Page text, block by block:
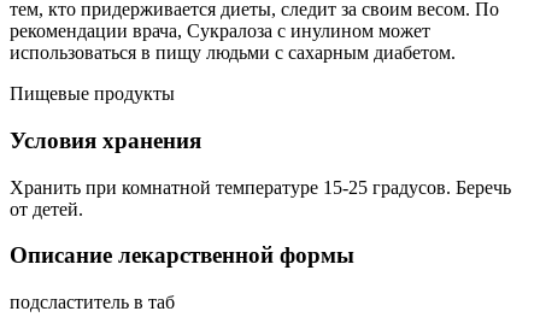
тем, кто придерживается диеты, следит за своим весом. По
рекомендации врача, Сукралоза с инулином может
использоваться в пищу людьми с сахарным диабетом.
Пищевые продукты
Условия хранения
Хранить при комнатной температуре 15-25 градусов. Беречь
от детей.
Описание лекарственной формы
подсластитель в таб